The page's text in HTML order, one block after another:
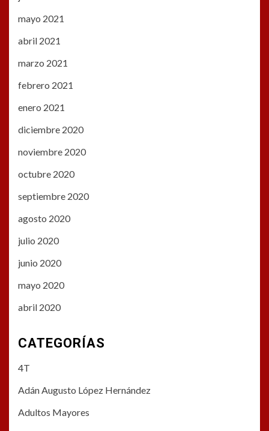
mayo 2021
abril 2021
marzo 2021
febrero 2021
enero 2021
diciembre 2020
noviembre 2020
octubre 2020
septiembre 2020
agosto 2020
julio 2020
junio 2020
mayo 2020
abril 2020
CATEGORÍAS
4T
Adán Augusto López Hernández
Adultos Mayores